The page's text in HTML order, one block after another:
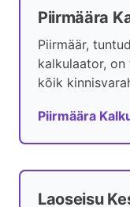
Piirmäära
Piirmäär,
kalkulaator,
kõik
Piirmäära
Laoseisu